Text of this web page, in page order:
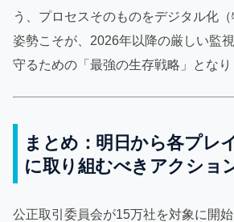
う、プロセスそのものをデジタル化
姿勢こそが、2026年以降の厳しい監
守るための「最強の生存戦略」となり
まとめ：明日から各プレ
に取り組むべきアクショ
公正取引委員会が15万社を対象に開